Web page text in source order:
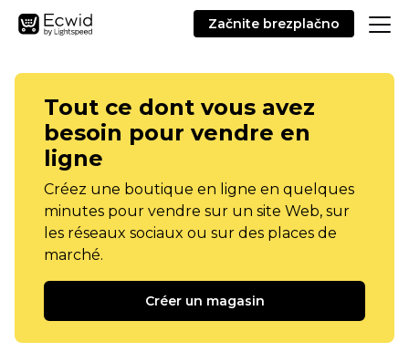
Začnite brezplačno
Tout ce dont vous avez
besoin pour vendre en
ligne
Créez une boutique en ligne en quelques
minutes pour vendre sur un site Web, sur
les réseaux sociaux ou sur des places de
marché.
Créer un magasin